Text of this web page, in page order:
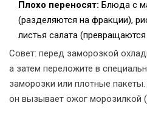
Плохо переносят: Блюда с
(разделяются на фракции),
листья салата
Совет: перед заморозкой
а затем переложите в
заморозки или плотные
он вызывает ожог морозилкой